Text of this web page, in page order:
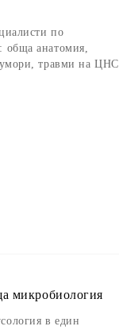
по
обща анатомия,
травми на ЦНС
микробиология
в един